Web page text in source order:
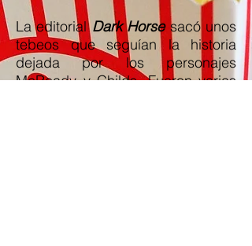
La editorialDark Horsesacó unos
tebeos que seguían la historia
dejada por los personajes
McReady y Childs. Fueron varias